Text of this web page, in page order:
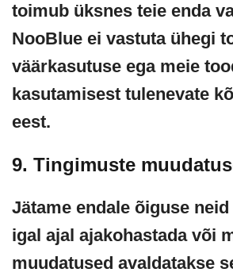
toimub üksnes teie enda
NooBlue ei vastuta ühegi
väärkasutuse ega meie
kasutamisest tulenevate
eest.
9. Tingimuste
Jätame endale õiguse
igal ajal ajakohastada või
muudatused avaldatakse